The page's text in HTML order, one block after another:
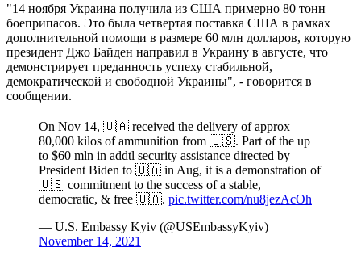
"14 ноября Украина получила из США примерно 80 тонн
боеприпасов. Это была четвертая поставка США в рамках
дополнительной помощи в размере 60 млн долларов, которую
президент Джо Байден направил в Украину в августе, что
демонстрирует преданность успеху стабильной,
демократической и свободной Украины", - говорится в
сообщении.
On Nov 14, 🇺🇦 received the delivery of approx
80,000 kilos of ammunition from 🇺🇸. Part of the up
to $60 mln in addtl security assistance directed by
President Biden to 🇺🇦 in Aug, it is a demonstration of
🇺🇸 commitment to the success of a stable,
democratic, & free 🇺🇦. pic.twitter.com/nu8jezAcOh
— U.S. Embassy Kyiv (@USEmbassyKyiv)
November 14, 2021